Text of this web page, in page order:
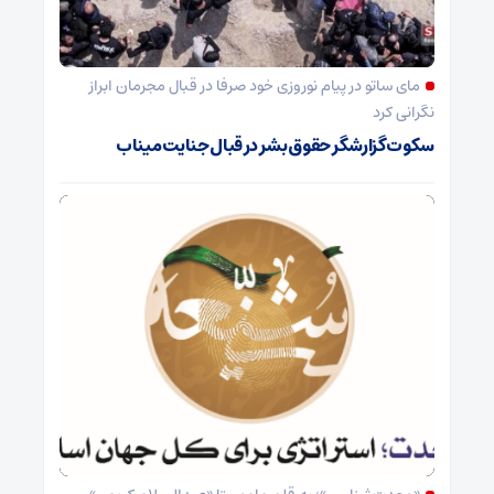
مای ساتو در پیام نوروزی خود صرفا در قبال مجرمان ابراز
نگرانی کرد
سکوت گزارشگر حقوق بشر در قبال جنایت میناب